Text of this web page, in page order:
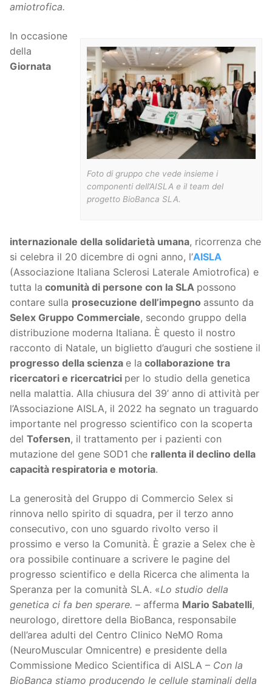
amiotrofica.
Foto di gruppo che vede insieme i
componenti dell’AISLA e il team del
progetto BioBanca SLA.
In occasione
della
Giornata
internazionale della solidarietà umana, ricorrenza che
si celebra il 20 dicembre di ogni anno, l’AISLA
(Associazione Italiana Sclerosi Laterale Amiotrofica) e
tutta la comunità di persone con la SLA possono
contare sulla prosecuzione dell’impegno assunto da
Selex Gruppo Commerciale, secondo gruppo della
distribuzione moderna Italiana. È questo il nostro
racconto di Natale, un biglietto d’auguri che sostiene il
progresso della scienza e la collaborazione tra
ricercatori e ricercatrici per lo studio della genetica
nella malattia. Alla chiusura del 39’ anno di attività per
l’Associazione AISLA, il 2022 ha segnato un traguardo
importante nel progresso scientifico con la scoperta
del Tofersen, il trattamento per i pazienti con
mutazione del gene SOD1 che rallenta il declino della
capacità respiratoria e motoria.
La generosità del Gruppo di Commercio Selex si
rinnova nello spirito di squadra, per il terzo anno
consecutivo, con uno sguardo rivolto verso il
prossimo e verso la Comunità. È grazie a Selex che è
ora possibile continuare a scrivere le pagine del
progresso scientifico e della Ricerca che alimenta la
Speranza per la comunità SLA. «Lo studio della
genetica ci fa ben sperare. – afferma Mario Sabatelli,
neurologo, direttore della BioBanca, responsabile
dell’area adulti del Centro Clinico NeMO Roma
(NeuroMuscular Omnicentre) e presidente della
Commissione Medico Scientifica di AISLA – Con la
BioBanca stiamo producendo le cellule staminali della